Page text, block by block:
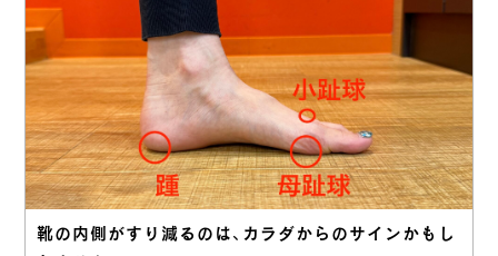
靴の内側がすり減るのは、カラダからのサインかもし